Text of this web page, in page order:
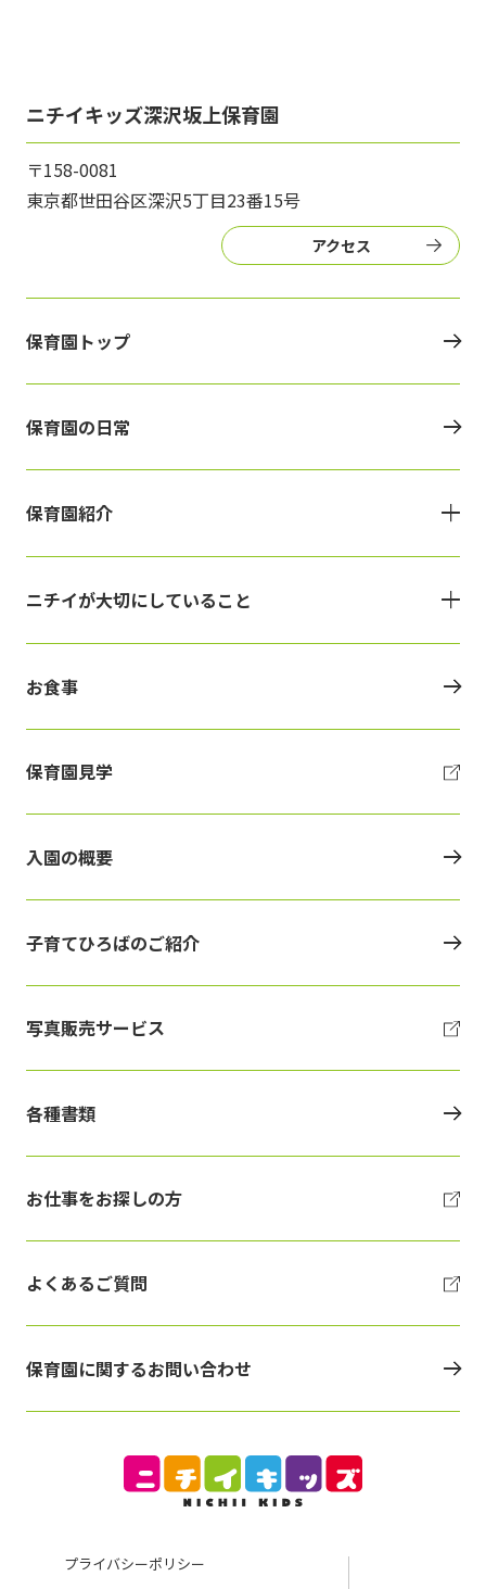
プライバシーポリシー
ニチイキッズ深沢坂上保育園
〒158-0081
東京都世田谷区深沢5丁目23番15号
アクセス
保育園トップ
保育園の日常
保育園紹介
ニチイが大切にしていること
お食事
保育園見学
入園の概要
子育てひろばのご紹介
写真販売サービス
各種書類
お仕事をお探しの方
よくあるご質問
保育園に関するお問い合わせ